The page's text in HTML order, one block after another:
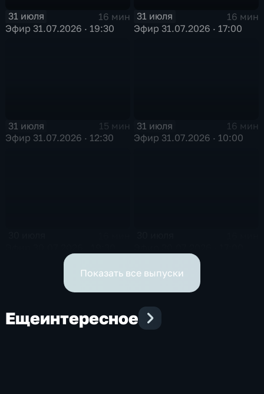
31 июля
16 мин
Эфир 31.07.2026 · 19:30
31 июля
16 мин
Эфир 31.07.2026 · 17:00
31 июля
15 мин
Эфир 31.07.2026 · 12:30
31 июля
16 мин
Эфир 31.07.2026 · 10:00
Показать все выпуски
Ещеинтересное